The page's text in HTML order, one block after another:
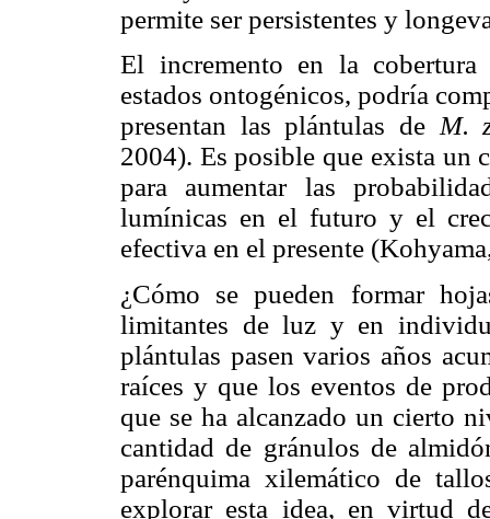
permite ser persistentes y
El incremento en la
estados ontogénicos, podría
presentan las plántulas deM.
2004). Es posible que exista un
para aumentar las
lumínicas en el futuro y el
efectiva en el presente
¿Cómo se pueden formar
limitantes de luz y en
plántulas pasen varios años
raíces y que los eventos de
que se ha alcanzado un cierto
cantidad de gránulos de
parénquima xilemático de
explorar esta idea, en virtud